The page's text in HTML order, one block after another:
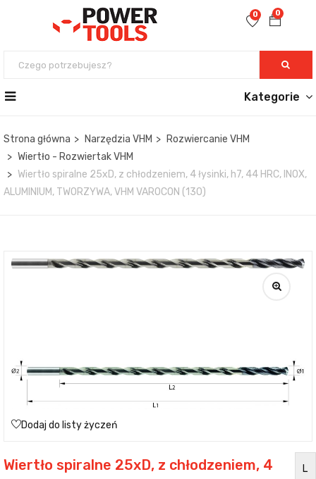
0
0
Kategorie
Strona główna Narzędzia VHM
Rozwiercanie VHM
Wiertło - Rozwiertak VHM
Wiertło spiralne 25xD, z chłodzeniem, 4 łysinki, h7, 44 HRC, INOX,
ALUMINIUM, TWORZYWA, VHM VAROCON (130)
Dodaj do listy życzeń
Wiertło spiralne 25xD, z chłodzeniem, 4
L